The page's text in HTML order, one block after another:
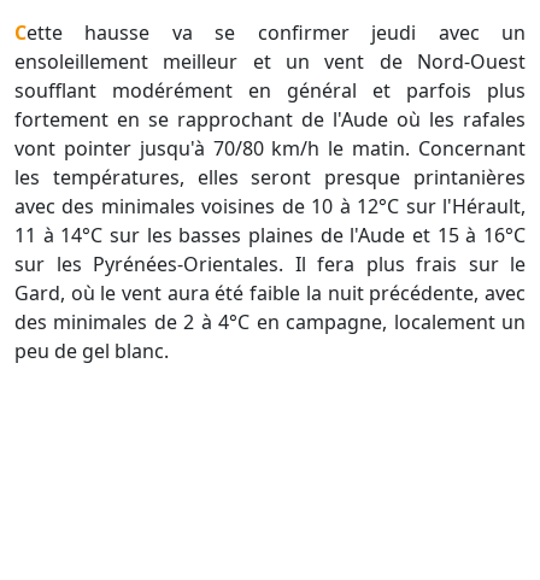
Cette hausse va se confirmer jeudi avec un
ensoleillement meilleur et un vent de Nord-Ouest
soufflant modérément en général et parfois plus
fortement en se rapprochant de l'Aude où les rafales
vont pointer jusqu'à 70/80 km/h le matin. Concernant
les températures, elles seront presque printanières
avec des minimales voisines de 10 à 12°C sur l'Hérault,
11 à 14°C sur les basses plaines de l'Aude et 15 à 16°C
sur les Pyrénées-Orientales. Il fera plus frais sur le
Gard, où le vent aura été faible la nuit précédente, avec
des minimales de 2 à 4°C en campagne, localement un
peu de gel blanc.